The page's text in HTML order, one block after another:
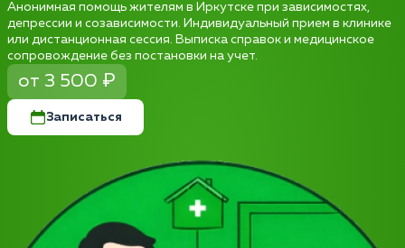
Анонимная помощь жителям в Иркутске при зависимостях,
депрессии и созависимости. Индивидуальный прием в клинике
или дистанционная сессия. Выписка справок и медицинское
сопровождение без постановки на учет.
от 3 500 ₽
Записаться